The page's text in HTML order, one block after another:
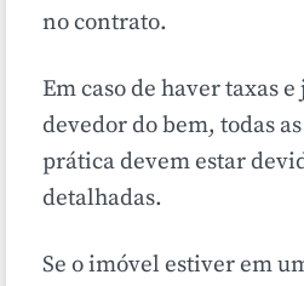
no contrato.
Em caso de haver taxas
devedor do bem, todas
prática devem estar
detalhadas.
Se o imóvel estiver em